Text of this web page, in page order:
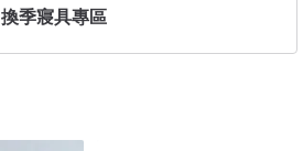
換季寢具專區